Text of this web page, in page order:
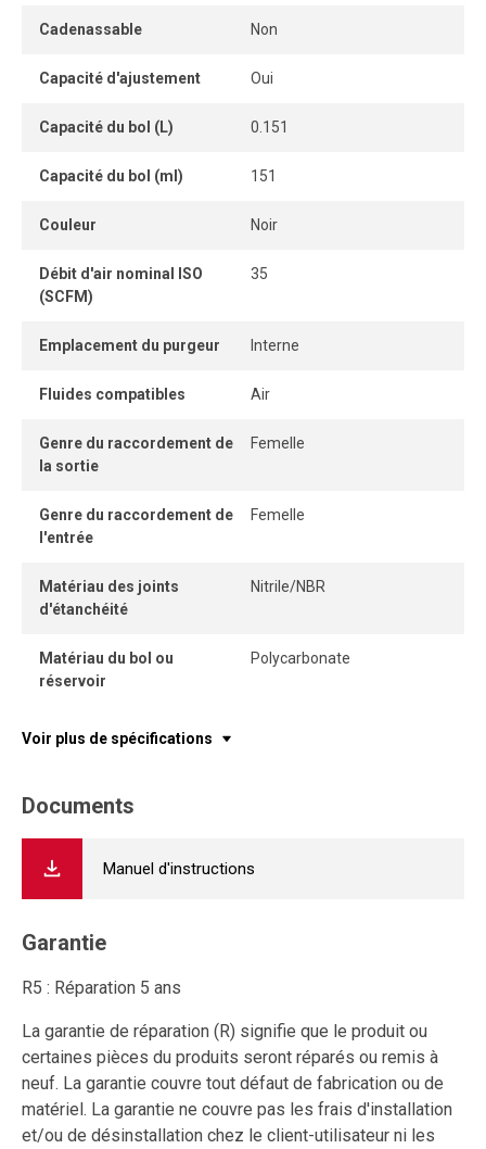
manuelle. Le régulateur à diaphragme assure une pression
offre un ajustement simple et sécuritaire.
Sa conception de serrage à montage frontal avec vis
solide et durable, même dans les environnements de
ligne ou intégrée à un ensemble de traitement d’air. Un
manomètre est inclus pour un contrôle visuel immédiat de
améliorer la qualité de l’air comprimé et la fiabilité des
Cadenassable Non
Capacité d'ajustement Oui
Capacité du bol (L) 0.151
Capacité du bol (ml) 151
Couleur Noir
Débit d'air nominal ISO
(SCFM)
35
Emplacement du purgeur Interne
Fluides compatibles Air
Genre du raccordement de
la sortie
Femelle
Genre du raccordement de
l'entrée
Femelle
Matériau des joints
d'étanchéité
Nitrile/NBR
Matériau du bol ou
réservoir
Polycarbonate
Voir plus de spécifications
Documents
Manuel d'instructions
Garantie
R5 : Réparation 5 ans
La garantie de réparation (R) signifie que le produit ou
certaines pièces du produits seront réparés ou remis à
neuf. La garantie couvre tout défaut de fabrication ou de
matériel. La garantie ne couvre pas les frais d'installation
et/ou de désinstallation chez le client-utilisateur ni les